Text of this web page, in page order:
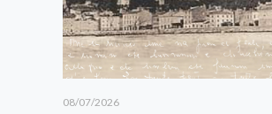
08/07/2026